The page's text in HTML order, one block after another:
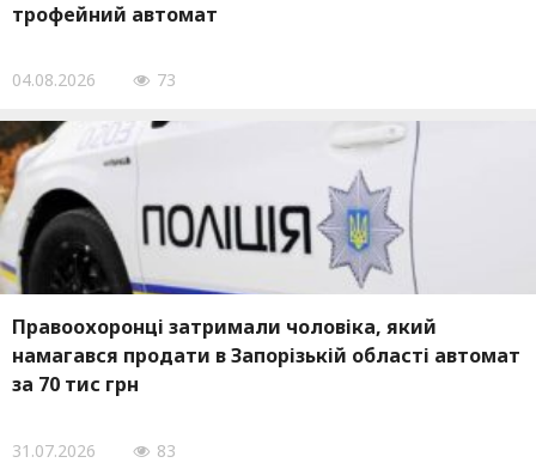
трофейний автомат
04.08.2026 73
Правоохоронці затримали чоловіка, який
намагався продати в Запорізькій області автомат
за 70 тис грн
31.07.2026 83